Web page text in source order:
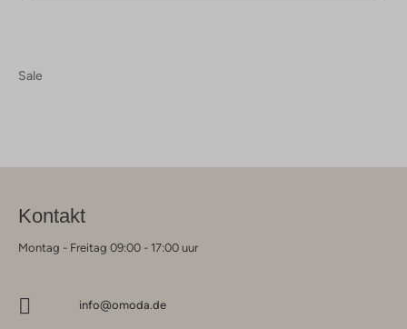
Sale
Kontakt
Montag - Freitag 09:00 - 17:00 uur
info@omoda.de